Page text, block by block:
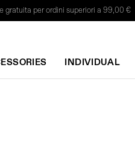
gratuita per ordini superiori a 99,00 €
INDIVIDUAL